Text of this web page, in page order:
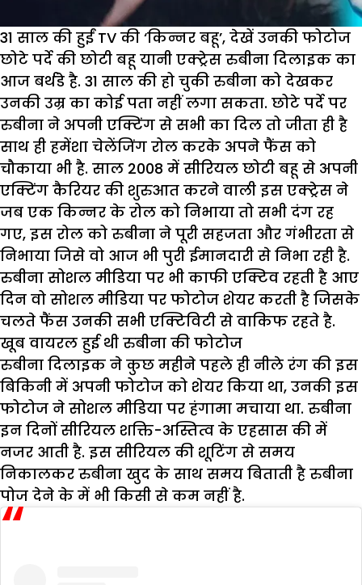
31 साल की हुईं TV की ‘किन्नर बहू’, देखें उनकी फोटोज
छोटे पर्दे की छोटी बहू यानी एक्ट्रेस रुबीना दिलाइक का
आज बर्थडे है. 31 साल की हो चुकी रुबीना को देखकर
उनकी उम्र का कोई पता नहीं लगा सकता. छोटे पर्दे पर
रुबीना ने अपनी एक्टिंग से सभी का दिल तो जीता ही है
साथ ही हमेंशा चेलेंजिंग रोल करके अपने फैंस को
चौकाया भी है. साल 2008 में सीरियल छोटी बहू से अपनी
एक्टिंग कैरियर की शुरुआत करने वाली इस एक्ट्रेस ने
जब एक किन्नर के रोल को निभाया तो सभी दंग रह
गए, इस रोल को रुबीना ने पूरी सहजता और गंभीरता से
निभाया जिसे वो आज भी पुरी ईमानदारी से निभा रही है.
रुबीना सोशल मीडिया पर भी काफी एक्टिव रहती है आए
दिन वो सोशल मीडिया पर फोटोज शेयर करती है जिसके
चलते फैंस उनकी सभी एक्टिविटी से वाकिफ रहते है.
खूब वायरल हुई थी रुबीना की फोटोज
रुबीना दिलाइक ने कुछ महीने पहले ही नीले रंग की इस
बिकिनी में अपनी फोटोज को शेयर किया था, उनकी इस
फोटोज ने सोशल मीडिया पर हंगामा मचाया था. रुबीना
इन दिनों सीरियल शक्ति-अस्तित्व के एहसास की में
नजर आती है. इस सीरियल की शूटिंग से समय
निकालकर रुबीना खुद के साथ समय बिताती है रुबीना
पोज देने के में भी किसी से कम नहीं है.